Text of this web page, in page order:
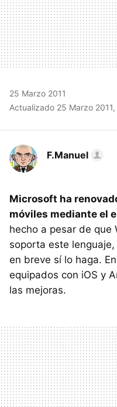
25 Marzo 2011
Actualizado 25 Marzo 2011,
F.Manuel
Microsoft ha
móviles mediante el
hecho a pesar de que
soporta este
en breve sí lo haga.
equipados con iOS y
las mejoras.